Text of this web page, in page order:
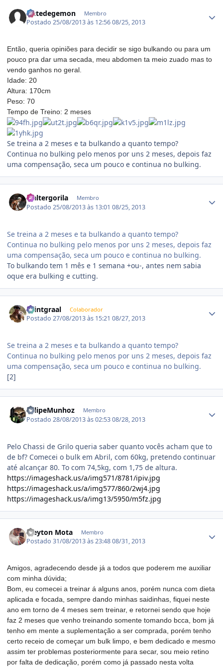
Antedegemon Membro
Postado25/08/2013 às 12:5608/25, 2013
Então, queria opiniões para decidir se sigo bulkando ou para um
pouco pra dar uma secada, meu abdomen ta meio zuado mas to
vendo ganhos no geral.
Idade: 20
Altura: 170cm
Peso: 70
Tempo de Treino: 2 meses
Se treina a 2 meses e ta bulkando a quanto tempo?
Continua no bulking pelo menos por uns 2 meses, depois faz
uma compensação, seca um pouco e continua no bulking.
waltergorila Membro
Postado25/08/2013 às 13:0108/25, 2013
Se treina a 2 meses e ta bulkando a quanto tempo?
Continua no bulking pelo menos por uns 2 meses, depois faz
uma compensação, seca um pouco e continua no bulking.
To bulkando tem 1 mês e 1 semana +ou-, antes nem sabia
oque era bulking e cutting.
Saintgraal Colaborador
Postado27/08/2013 às 15:2108/27, 2013
Se treina a 2 meses e ta bulkando a quanto tempo?
Continua no bulking pelo menos por uns 2 meses, depois faz
uma compensação, seca um pouco e continua no bulking.
[2]
FelipeMunhoz Membro
Postado28/08/2013 às 02:5308/28, 2013
Pelo Chassi de Grilo queria saber quanto vocês acham que to
de bf? Comecei o bulk em Abril, com 60kg, pretendo continuar
até alcançar 80. To com 74,5kg, com 1,75 de altura.
https://imageshack.us/a/img571/8781/ipiv.jpg
https://imageshack.us/a/img577/860/2wj4.jpg
https://imageshack.us/a/img13/5950/m5fz.jpg
Cleyton Mota Membro
Postado31/08/2013 às 23:4808/31, 2013
Amigos, agradecendo desde já a todos que poderem me auxiliar
com minha dúvida;
Bom, eu comecei a treinar á alguns anos, porém nunca com dieta
aplicada e focada, sempre dando minhas saidinhas, fiquei neste
ano em torno de 4 meses sem treinar, e retornei sendo que hoje
faz 2 meses que venho treinando somente tomando bcca, bom já
tenho em mente a suplementação a ser comprada, porém tenho
certo receio de começar um bulk limpo, e bem dedicado e mesmo
assim ter problemas posteriormente para secar, sou meio retino
por falta de dedicação, porém como já passado nesta volta